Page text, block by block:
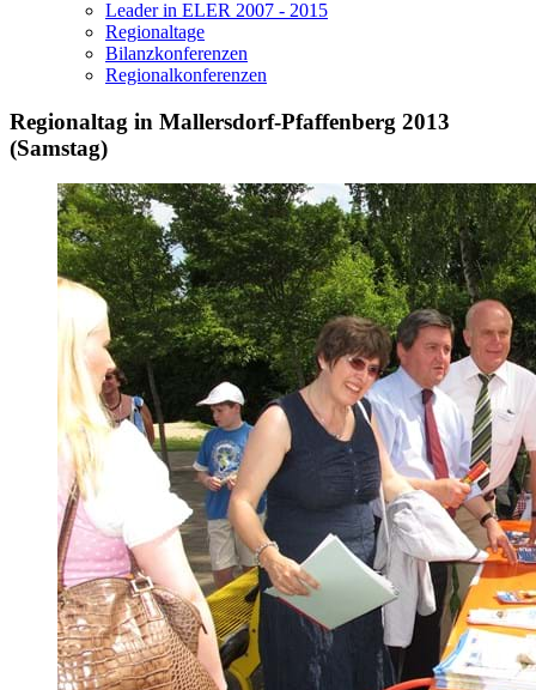
Leader in ELER 2007 - 2015
Regionaltage
Bilanzkonferenzen
Regionalkonferenzen
Regionaltag in Mallersdorf-Pfaffenberg 2013
(Samstag)